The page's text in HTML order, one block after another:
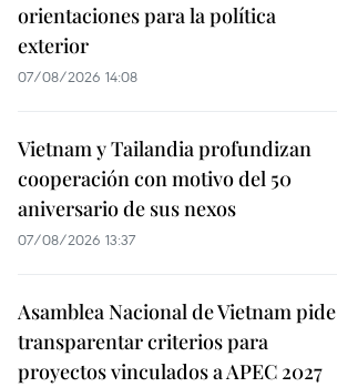
orientaciones para la política
exterior
07/08/2026 14:08
Vietnam y Tailandia profundizan
cooperación con motivo del 50
aniversario de sus nexos
07/08/2026 13:37
Asamblea Nacional de Vietnam pide
transparentar criterios para
proyectos vinculados a APEC 2027